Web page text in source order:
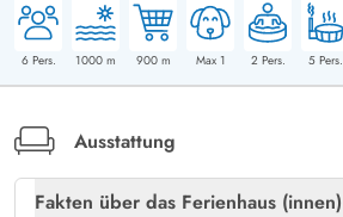
6Pers. 1000 m 900m Max 1 2 Pers. 5Pers.
Ausstattung
Fakten über das Ferienhaus (innen)